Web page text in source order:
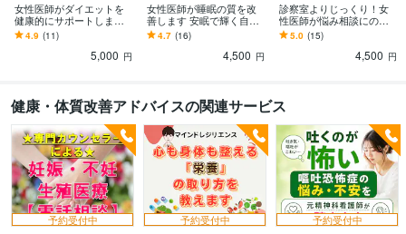
女性医師がダイエットを
健康的にサポートします
減量/糖尿病、高血圧症、
慢性腎臓病/透析/女医
4.9 (11)
5,000 円
女性医師が睡眠の質を改
善します 安眠で輝く自分
に会おう^^不眠/睡眠薬/漢
方/女医
4.7 (16)
4,500 円
診察室よりじっくり！女
性医師が悩み相談にのり
ます 健康相談/お受験/女
医/介護/医療/専門医取得/
5.0 (15)
4,500 円
健康・体質改善アドバイスの関連サービス
予約受付中
予約受付中
予約受付中